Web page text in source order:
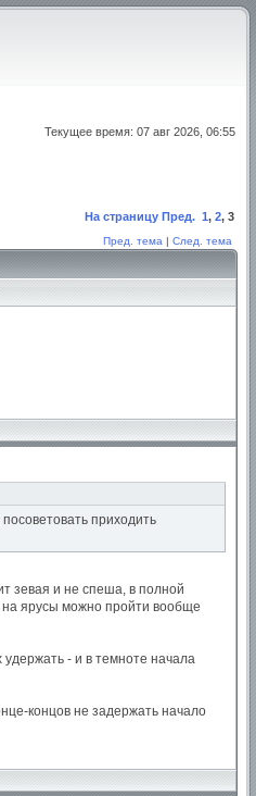
Текущее время: 07 авг 2026, 06:55
На страницу Пред. 1, 2, 3
Пред. тема | След. тема
приходить
зевая и не спеша, в полной
на ярусы можно пройти вообще
удержать - и в темноте начала
концов не задержать начало